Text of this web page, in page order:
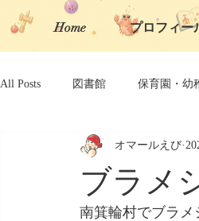
Home プロフィー
All Posts 図書館 保育園・幼
岐阜大道芸 長野県大道芸
ブラメ
オマールえび
南箕輪村でブラメ